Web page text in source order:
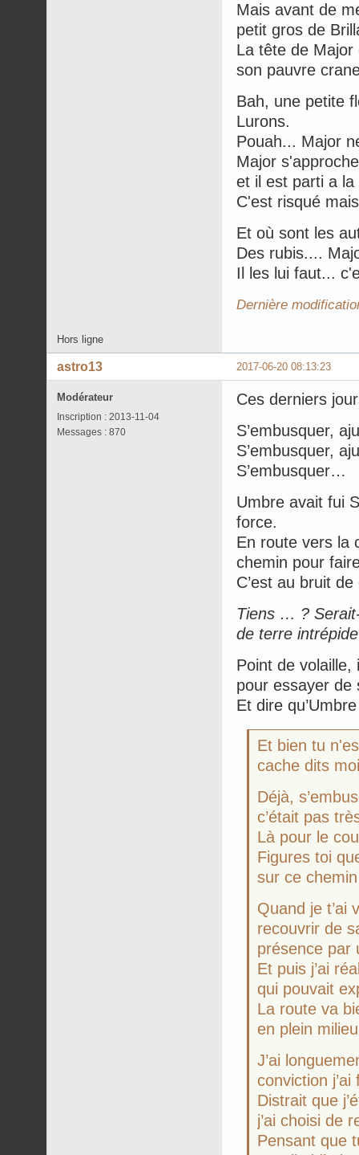
Mais avant de
petit gros de
La tête de
son pauvre
Bah, une petite
Lurons.
Pouah... Major
Major
et il est parti a
C'est risqué
Et où sont les
Des rubis....
Il les lui faut...
Dernière
Hors ligne
2017-06-20 08:13:23
astro13
Modérateur
Inscription : 2013-11-04
Messages : 870
Ces derniers
S’embusquer,
S’embusquer,
S’embusquer…
Umbre avait fui
force.
En route vers la
chemin pour
C’est au bruit
Tiens … ?
de terre
Point de volaille,
pour essayer de
Et dire
Et bien tu
cache dits
Déjà,
c’était pas
Là pour le
Figures toi
sur ce
Quand je t’ai
recouvrir de
présence
Et puis j’ai
qui pouvait
La route va
en plein
J’ai
conviction
Distrait que
j’ai choisi de
Pensant que